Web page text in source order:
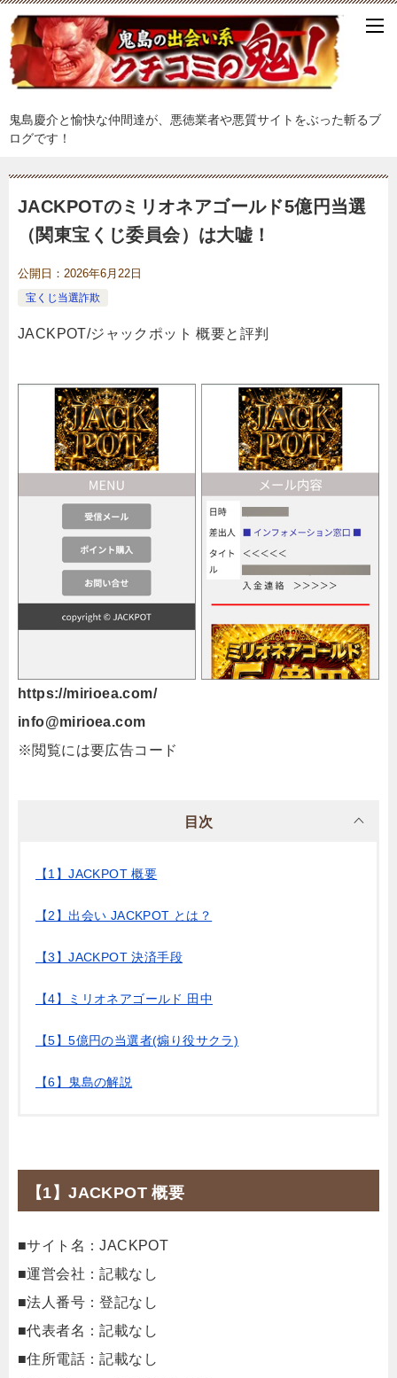
鬼島慶介と愉快な仲間達が、悪徳業者や悪質サイトをぶった斬るブ
ログです！
JACKPOTのミリオネアゴールド5億円当選
（関東宝くじ委員会）は大嘘！
公開日： 2026年6月22日
宝くじ当選詐欺
JACKPOT/ジャックポット 概要と評判
https://mirioea.com/
info@mirioea.com
※閲覧には要広告コード
目次
【1】JACKPOT 概要
【2】出会い JACKPOT とは？
【3】JACKPOT 決済手段
【4】ミリオネアゴールド 田中
【5】5億円の当選者(煽り役サクラ)
【6】鬼島の解説
【1】JACKPOT 概要
■サイト名：JACKPOT
■運営会社：記載なし
■法人番号：登記なし
■代表者名：記載なし
■住所電話：記載なし